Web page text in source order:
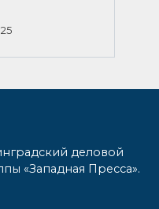
деловой
«Западная Пресса».